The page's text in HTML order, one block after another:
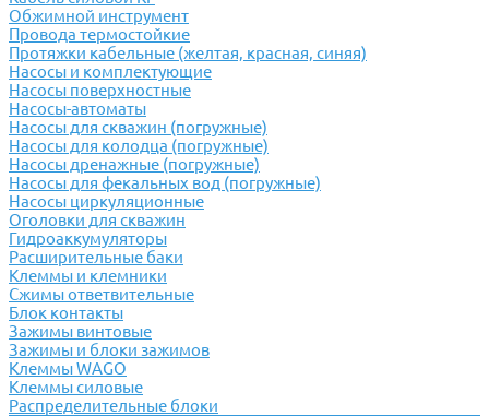
Обжимной инструмент
Провода термостойкие
Протяжки кабельные (желтая, красная, синяя)
Насосы и комплектующие
Насосы поверхностные
Насосы-автоматы
Насосы для скважин (погружные)
Насосы для колодца (погружные)
Насосы дренажные (погружные)
Насосы для фекальных вод (погружные)
Насосы циркуляционные
Оголовки для скважин
Гидроаккумуляторы
Расширительные баки
Клеммы и клемники
Cжимы ответвительные
Блок контакты
Зажимы винтовые
Зажимы и блоки зажимов
Клеммы WAGO
Клеммы силовые
Распределительные блоки